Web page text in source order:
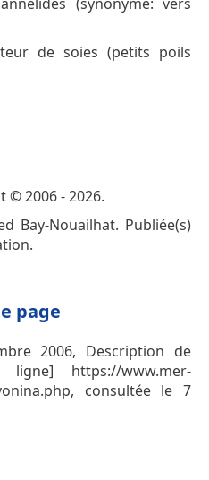
de soies (petits poils
© 2006 - 2026.
Bay-Nouailhat. Publiée(s)
page
2006, Description de
https://www.mer-
consultée le 7